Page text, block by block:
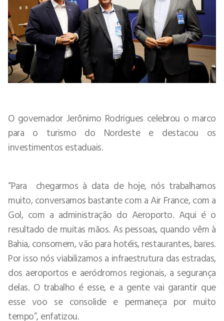
O governador Jerônimo Rodrigues celebrou o marco
para o turismo do Nordeste e destacou os
investimentos estaduais.
“Para chegarmos à data de hoje, nós trabalhamos
muito, conversamos bastante com a Air France, com a
Gol, com a administração do Aeroporto. Aqui é o
resultado de muitas mãos. As pessoas, quando vêm à
Bahia, consomem, vão para hotéis, restaurantes, bares.
Por isso nós viabilizamos a infraestrutura das estradas,
dos aeroportos e aeródromos regionais, a segurança
delas. O trabalho é esse, e a gente vai garantir que
esse voo se consolide e permaneça por muito
tempo”, enfatizou.